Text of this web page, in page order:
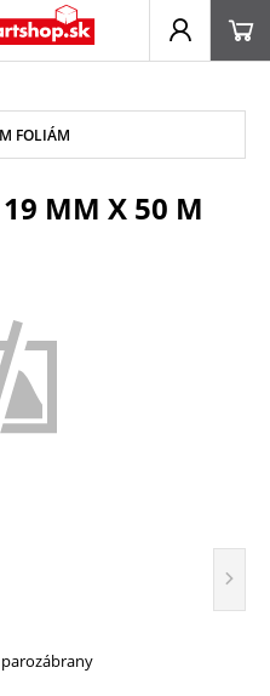
FOLIÁM
19 MM X 50 M